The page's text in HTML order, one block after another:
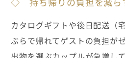
カタログギフトや後日配送（
ぶらで帰れてゲストの負担が